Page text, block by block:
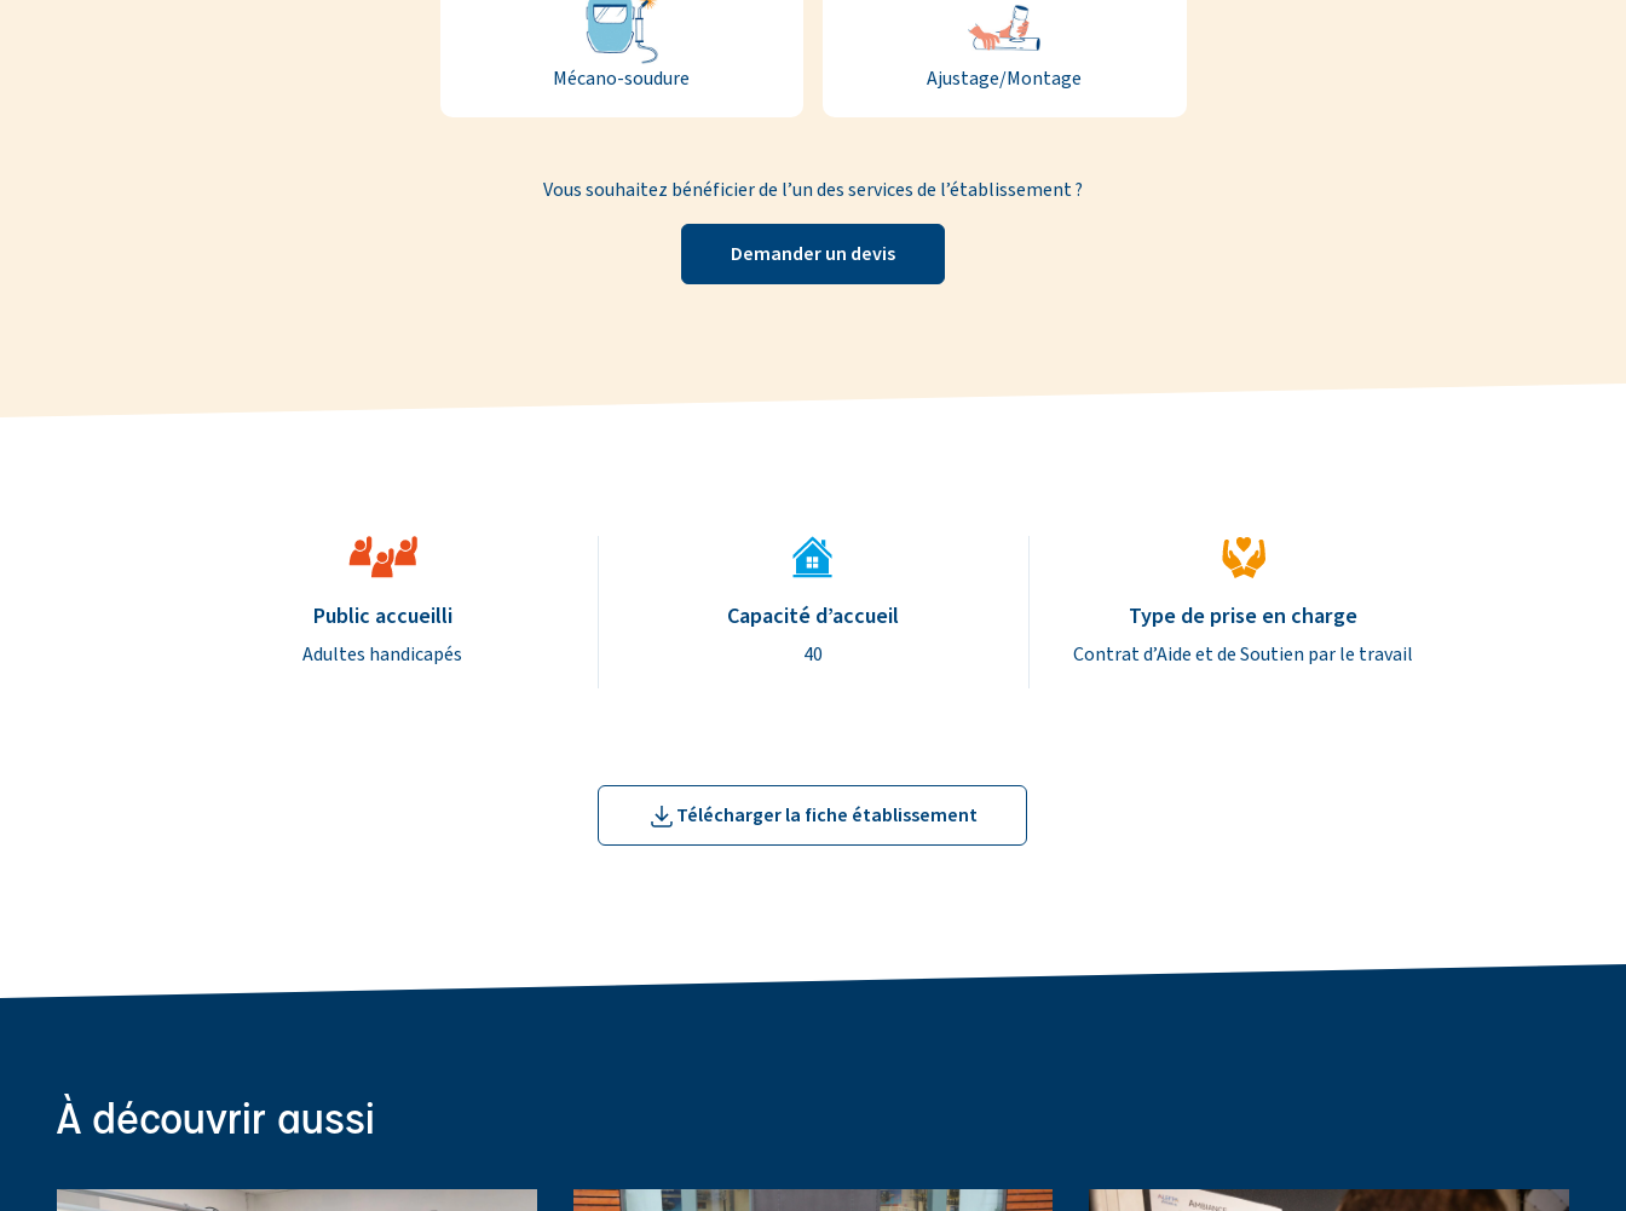
Mécano-soudure Ajustage/Montage
Vous souhaitez bénéficier de l’un des services de l’établissement ?
Demander un devis
Caractéristiques de l’établissement
Public accueilli
Adultes handicapés
Capacité d’accueil
40
Type de prise en charge
Contrat d’Aide et de Soutien par le travail
Télécharger la fiche établissement
À découvrir aussi